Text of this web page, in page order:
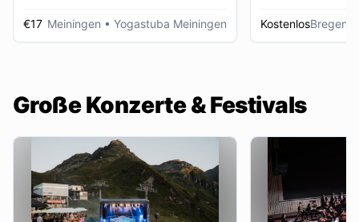
€17 Meiningen • Yogastuba Meiningen KostenlosBregenz
Große Konzerte & Festivals